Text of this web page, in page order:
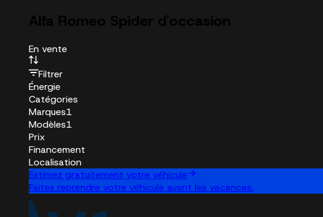
En vente
Filtrer
Énergie
Catégories
Marques1
Modèles1
Prix
Financement
Localisation
Estimez gratuitement votre véhicule
Faites reprendre votre véhicule avant les vacances.